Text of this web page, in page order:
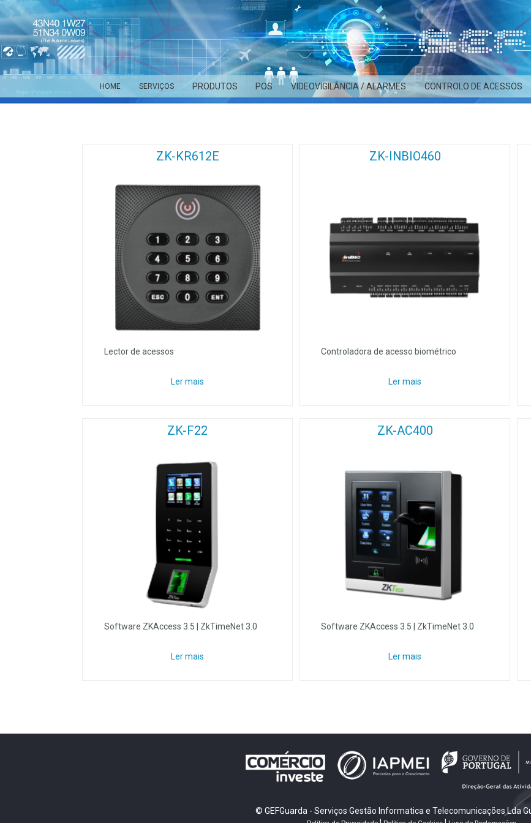
HOME SERVIÇOS PRODUTOS POS VIDEOVIGILÂNCIA / ALARMES CONTROLO DE ACESSOS
ZK-KR612E
Lector de acessos
Ler mais
ZK-INBIO460
Controladora de acesso biométrico
Ler mais
ZK-F22
Software ZKAccess 3.5 | ZkTimeNet 3.0
Ler mais
ZK-AC400
Software ZKAccess 3.5 | ZkTimeNet 3.0
Ler mais
© GEFGuarda - Serviços Gestão Informatica e Telecomunicações Lda